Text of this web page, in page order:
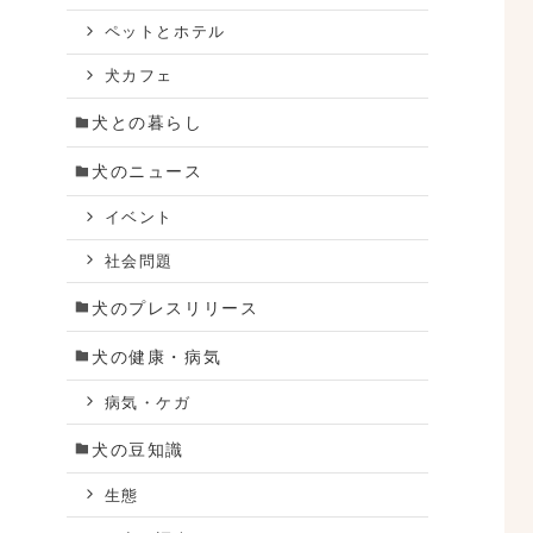
ペットとホテル
犬カフェ
犬との暮らし
犬のニュース
イベント
社会問題
犬のプレスリリース
犬の健康・病気
病気・ケガ
犬の豆知識
生態